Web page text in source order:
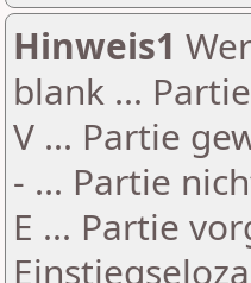
Hinweis1
blank ...
V ... Partie
- ... Partie
E ... Partie